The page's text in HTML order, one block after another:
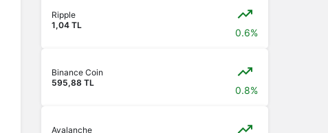
Ripple
1,04 TL
0.6%
Binance Coin
595,88 TL
0.8%
Avalanche